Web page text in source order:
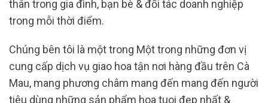
thân trong gia đình, bạn bè & đối tác doanh nghiệp
trong mỗi thời điểm.
Chúng bên tôi là một trong Một trong những đơn vị
cung cấp dịch vụ giao hoa tận nơi hàng đầu trên Cà
Mau, mang phương châm mang đến mang đến người
tiêu dùng những sản phẩm hoa tuoi đẹp nhất &